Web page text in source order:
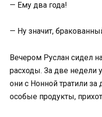
— Ему два года!
— Ну значит,
Вечером Руслан сидел
расходы. За две недели
они с Нонной тратили за
особые продукты,